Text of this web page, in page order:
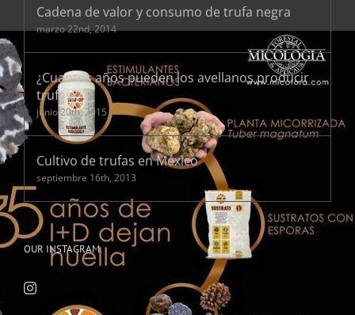
Cadena de valor y consumo de trufa negra
marzo 22nd, 2014
¿Cuantos años pueden los avellanos producir
trufas?
junio 20th, 2015
Cultivo de trufas en México
septiembre 16th, 2013
OUR INSTAGRAM